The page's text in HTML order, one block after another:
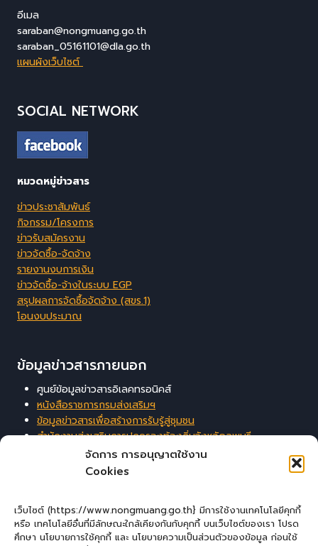
จัดการ การอนุญาตใช้งาน
Cookies
เว็บไซต์ (https://www.nongmuang.go.th} มีการใช้งานเทคโนโลยีคุกกี้
หรือ เทคโนโลยีอื่นที่มีลักษณะใกล้เคียงกันกับคุกกี้ บนเว็บไซต์ของเรา โปรด
ศึกษา นโยบายการใช้คุกกี้ และ นโยบายความเป็นส่วนตัวของข้อมูล ก่อนใช้
อีเมล
saraban@nongmuang.go.th
saraban_05161101@dla.go.th
แผนผังเว็บไซต์
SOCIAL NETWORK
หมวดหมู่ข่าวสาร
ข่าวประชาสัมพันธ์
กิจกรรม/โครงการ
ข่าวรับสมัครงาน
ข่าวจัดซื้อ-จัดจ้าง
รายงานงบการเงิน
ข่าวจัดซื้อ-จ้างในระบบ EGP
สรุปผลการจัดซื้อจัดจ้าง (สขร.1)
โอนงบประมาณ
ข้อมูลข่าวสารภายนอก
ศูนย์ข้อมูลข่าวสารอิเลคทรอนิคส์
หนังสือราชการกรมส่งเสริมฯ
ข้อมูลข่าวสารเพื่อสร้างการรับรู้สู่ชุมชน
สำนักงานส่งเสริมการปกครองท้องถิ่นจังหวัดลพบุรี
ระบบสารสนเทศสนับสนุนการบริหารจัดการของ อปท.
ผู้เยี่ยมชมเว็บไซต์
ผู้เยี่ยมชม : 5